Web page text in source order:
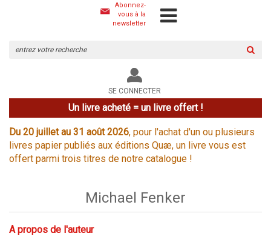
Abonnez-
vous à la
newsletter
le
site
SE CONNECTER
Un livre acheté = un livre offert !
Du 20 juillet au 31 août 2026, pour l'achat d'un ou plusieurs
livres papier publiés aux éditions Quæ, un livre vous est
offert parmi trois titres de notre catalogue !
Michael Fenker
A propos de l'auteur